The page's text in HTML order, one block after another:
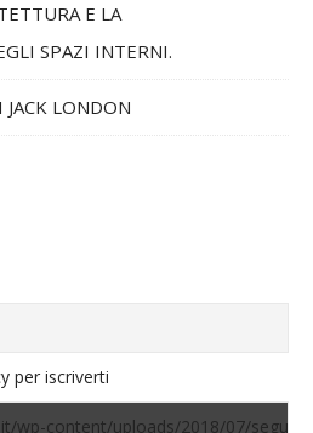
E LA
SPAZI INTERNI.
LONDON
per iscriverti